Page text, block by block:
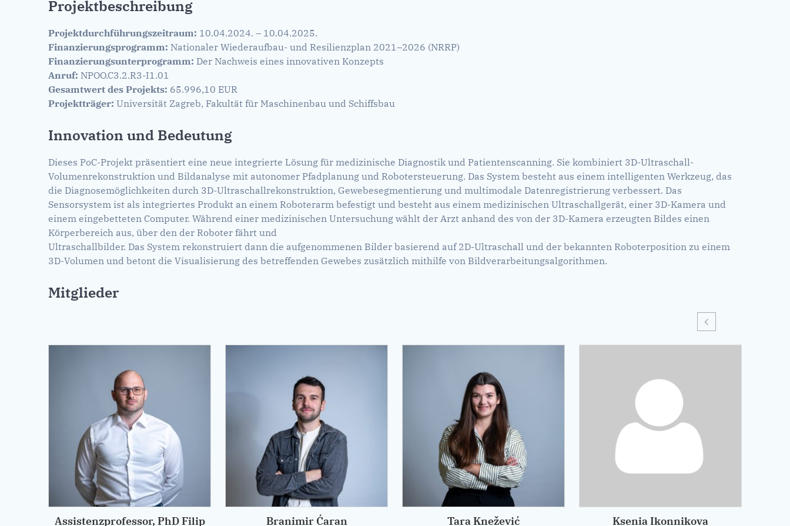
Projektbeschreibung
Projektdurchführungszeitraum: 10.04.2024. – 10.04.2025.
Finanzierungsprogramm: Nationaler Wiederaufbau- und Resilienzplan 2021–2026 (NRRP)
Finanzierungsunterprogramm: Der Nachweis eines innovativen Konzepts
Anruf: NPOO.C3.2.R3-I1.01
Gesamtwert des Projekts: 65.996,10 EUR
Projektträger: Universität Zagreb, Fakultät für Maschinenbau und Schiffsbau
Innovation und Bedeutung
Dieses PoC-Projekt präsentiert eine neue integrierte Lösung für medizinische Diagnostik und Patientenscanning. Sie kombiniert 3D-Ultraschall-
Volumenrekonstruktion und Bildanalyse mit autonomer Pfadplanung und Robotersteuerung. Das System besteht aus einem intelligenten Werkzeug, das
die Diagnosemöglichkeiten durch 3D-Ultraschallrekonstruktion, Gewebesegmentierung und multimodale Datenregistrierung verbessert. Das
Sensorsystem ist als integriertes Produkt an einem Roboterarm befestigt und besteht aus einem medizinischen Ultraschallgerät, einer 3D-Kamera und
einem eingebetteten Computer. Während einer medizinischen Untersuchung wählt der Arzt anhand des von der 3D-Kamera erzeugten Bildes einen
Körperbereich aus, über den der Roboter fährt und
Ultraschallbilder. Das System rekonstruiert dann die aufgenommenen Bilder basierend auf 2D-Ultraschall und der bekannten Roboterposition zu einem
3D-Volumen und betont die Visualisierung des betreffenden Gewebes zusätzlich mithilfe von Bildverarbeitungsalgorithmen.
Mitglieder
Assistenzprofessor, PhD Filip
Branimir Ćaran Tara Knežević Ksenia Ikonnikova